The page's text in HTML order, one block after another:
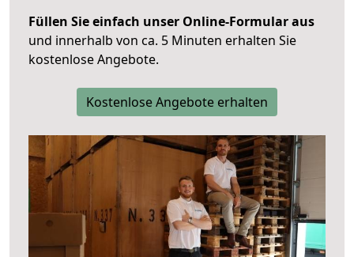
Füllen Sie einfach unser Online-Formular aus
und innerhalb von ca. 5 Minuten erhalten Sie
kostenlose Angebote.
Kostenlose Angebote erhalten